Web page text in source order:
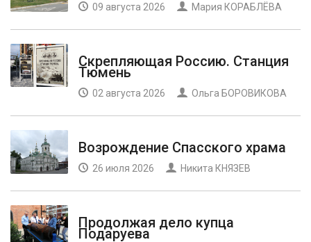
09 августа 2026 Мария КОРАБЛЁВА
Скрепляющая Россию. Станция
Тюмень
02 августа 2026 Ольга БОРОВИКОВА
Возрождение Спасского храма
26 июля 2026 Никита КНЯЗЕВ
Продолжая дело купца
Подаруева